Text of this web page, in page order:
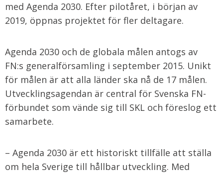
med Agenda 2030. Efter pilotåret, i början av
2019, öppnas projektet för fler deltagare.
Agenda 2030 och de globala målen antogs av
FN:s generalförsamling i september 2015. Unikt
för målen är att alla länder ska nå de 17 målen.
Utvecklingsagendan är central för Svenska FN-
förbundet som vände sig till SKL och föreslog ett
samarbete.
– Agenda 2030 är ett historiskt tillfälle att ställa
om hela Sverige till hållbar utveckling. Med